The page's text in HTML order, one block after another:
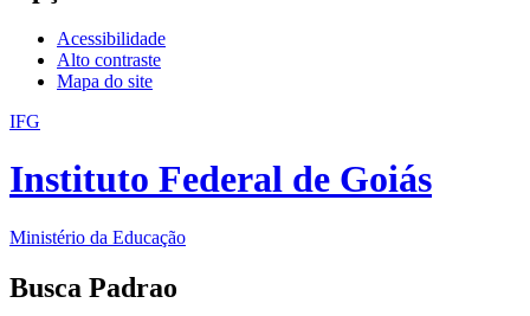
Acessibilidade
Alto contraste
Mapa do site
IFG
Instituto Federal de Goiás
Ministério da Educação
Busca Padrao